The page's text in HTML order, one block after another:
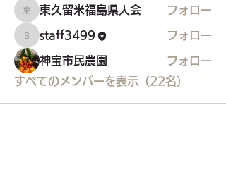
東久留米福島県人会
東久留米福島県人会 フォロー
staff3499
staff3499 フォロー
神宝市民農園
フォロー
すべてのメンバーを表示（22名）